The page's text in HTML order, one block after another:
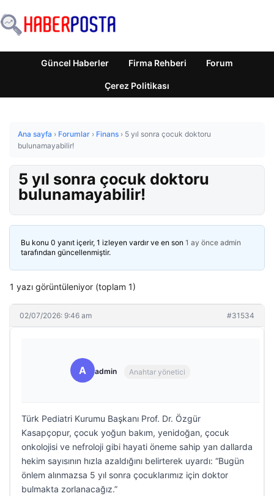
Güncel Haberler Firma Rehberi Forum
Çerez Politikası
Ana sayfa › Forumlar › Finans › 5 yıl sonra çocuk doktoru
bulunamayabilir!
5 yıl sonra çocuk doktoru
bulunamayabilir!
Bu konu 0 yanıt içerir, 1 izleyen vardır ve en son 1 ay önce admin
tarafından güncellenmiştir.
1 yazı görüntüleniyor (toplam 1)
02/07/2026: 9:46 am #31534
A admin Anahtar yönetici
Türk Pediatri Kurumu Başkanı Prof. Dr. Özgür
Kasapçopur, çocuk yoğun bakım, yenidoğan, çocuk
onkolojisi ve nefroloji gibi hayati öneme sahip yan dallarda
hekim sayısının hızla azaldığını belirterek uyardı: “Bugün
önlem alınmazsa 5 yıl sonra çocuklarımız için doktor
bulmakta zorlanacağız.”